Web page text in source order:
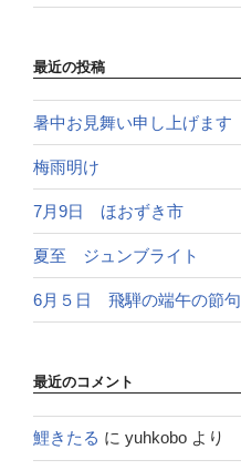
最近の投稿
暑中お見舞い申し上げます
梅雨明け
7月9日 ほおずき市
夏至 ジュンブライト
6月５日 飛騨の端午の節句
最近のコメント
鯉きたる に yuhkobo より